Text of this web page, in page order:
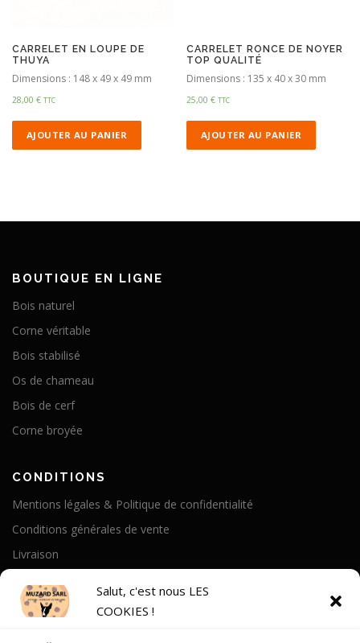
Salut, c'est nous LES
COOKIES !
CARRELET EN LOUPE DE
THUYA
Dimensions : 148 x 49 x 49 mm
28,00 € TTC
AJOUTER AU PANIER
CARRELET RONCE DE NOYER
TOP QUALITÉ
Dimensions : 135 x 40 x 30 mm
25,00€ TTC
AJOUTER AU PANIER
BOUTIQUE EN LIGNE
Bois naturel
Corne véritable
Bois stabilisé
Os de chameau
Bois de cerf
Corne broyée
CONDITIONS
Mentions légales & Politique de confidentialité
Conditions générales de vente
Livraison